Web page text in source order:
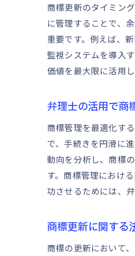
商標更新のタイミン
に管理することで、
重要です。例えば、
監視システムを導入
価値を最大限に活用
弁理士の活用で商
商標管理を最適化す
で、手続きを円滑に
動向を分析し、商標
す。商標管理におけ
功させるためには、
商標更新に関する
商標の更新において